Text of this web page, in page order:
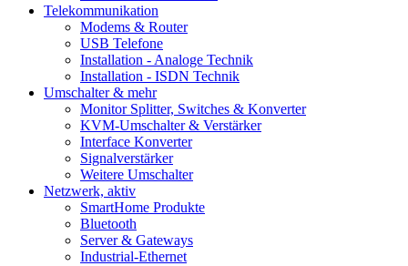
Telekommunikation
Modems & Router
USB Telefone
Installation - Analoge Technik
Installation - ISDN Technik
Umschalter & mehr
Monitor Splitter, Switches & Konverter
KVM-Umschalter & Verstärker
Interface Konverter
Signalverstärker
Weitere Umschalter
Netzwerk, aktiv
SmartHome Produkte
Bluetooth
Server & Gateways
Industrial-Ethernet